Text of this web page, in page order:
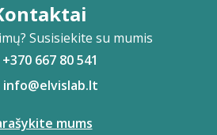
Susisiekite su mumis
+370 667 80 541
info@elvislab.lt
mums